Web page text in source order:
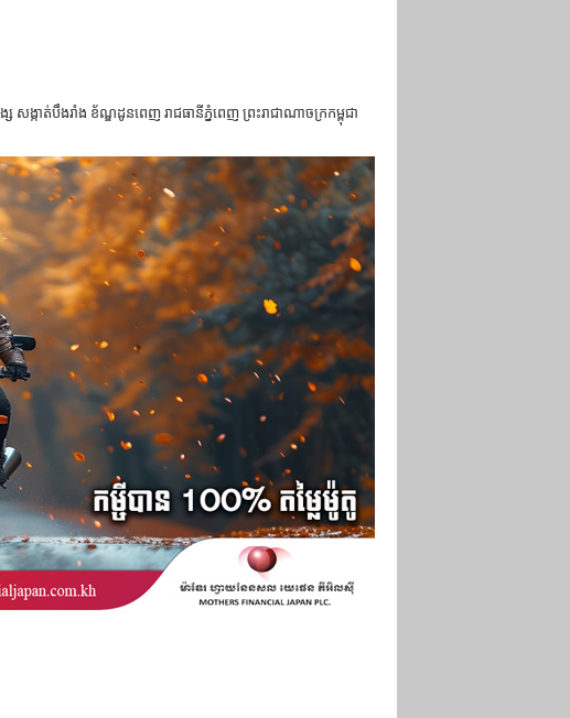
ង្កាត់បឹងរាំង ខ័ណ្ឌដូនពេញ រាជធានីភ្នំពេញ ព្រះរាជាណាចក្រកម្ពុជា